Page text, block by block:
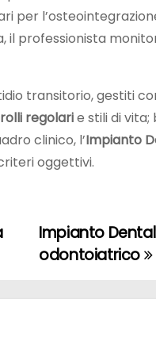
per
professionista
transitorio, gestiti
regolarie stili di vita;
clinico, l’Impianto
oggettivi.
Impianto
odontoiatrico